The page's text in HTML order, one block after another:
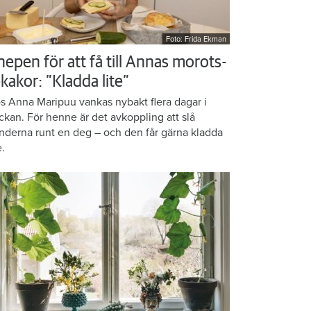
Foto: Frida Ekman
för att få till Annas morots-
”Kladda lite”
Anna Maripuu vankas nybakt flera dagar i
För henne är det avkoppling att slå
runt en deg – och den får gärna kladda